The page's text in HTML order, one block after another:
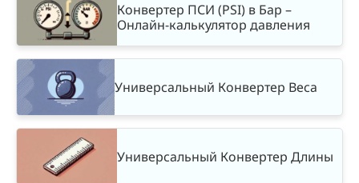
Конвертер ПСИ (PSI) в Бар –
Онлайн-калькулятор давления
Универсальный Конвертер Веса
Универсальный Конвертер Длины